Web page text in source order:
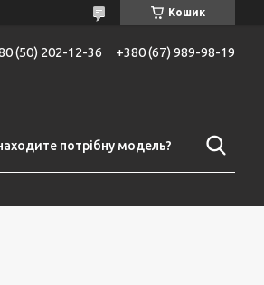
Кошик
(50) 202-12-36 +380 (67) 989-98-19
потрібну модель?